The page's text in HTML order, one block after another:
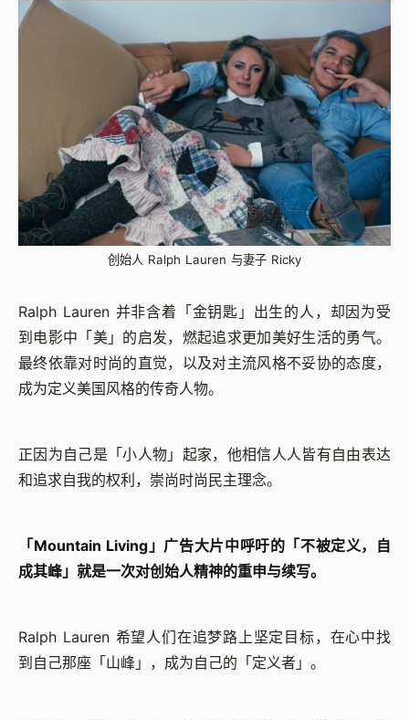
创始人 Ralph Lauren 与妻子 Ricky
Ralph Lauren 并非含着「金钥匙」出生的人，却因为受
到电影中「美」的启发，燃起追求更加美好生活的勇气。
最终依靠对时尚的直觉，以及对主流风格不妥协的态度，
成为定义美国风格的传奇人物。
正因为自己是「小人物」起家，他相信人人皆有自由表达
和追求自我的权利，崇尚时尚民主理念。
「Mountain Living」广告大片中呼吁的「不被定义，自
成其峰」就是一次对创始人精神的重申与续写。
Ralph Lauren 希望人们在追梦路上坚定目标，在心中找
到自己那座「山峰」，成为自己的「定义者」。